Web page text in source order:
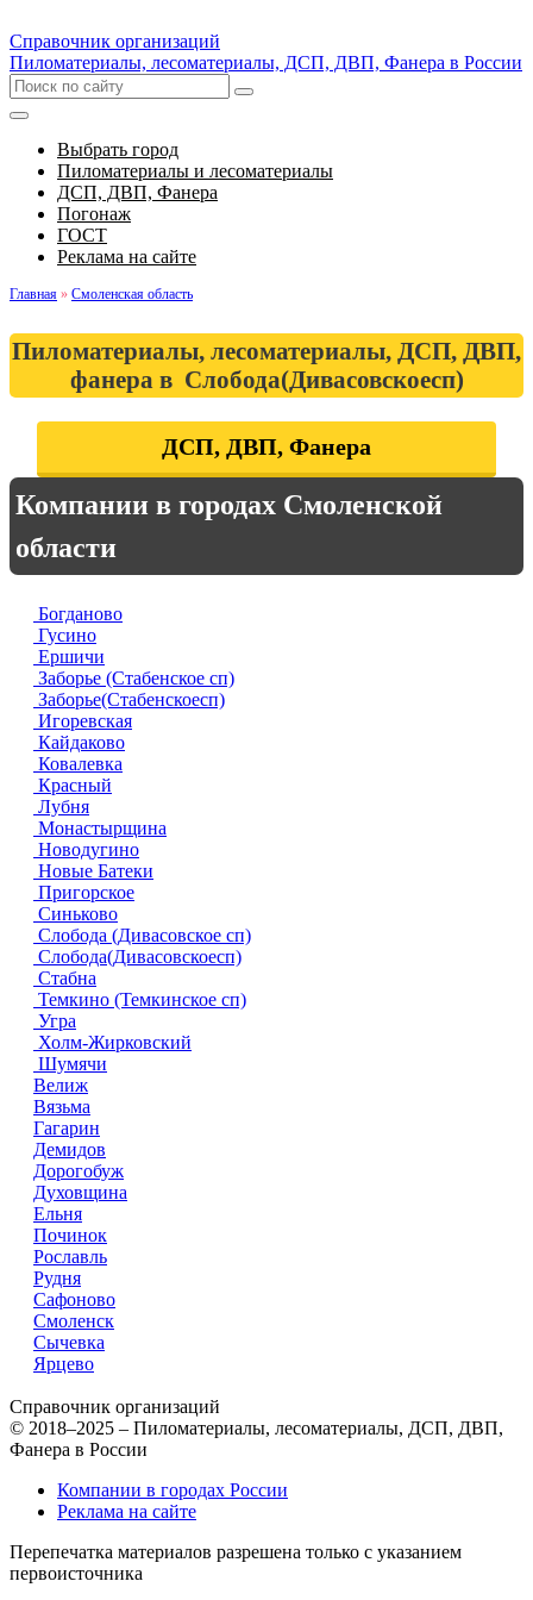
Справочник организаций
Пиломатериалы, лесоматериалы, ДСП, ДВП, Фанера в России
Выбрать город
Пиломатериалы и лесоматериалы
ДСП, ДВП, Фанера
Погонаж
ГОСТ
Реклама на сайте
Главная » Смоленская область
Пиломатериалы, лесоматериалы, ДСП, ДВП,
фанера в Слобода(Дивасовскоесп)
ДСП, ДВП, Фанера
Компании в городах Смоленской
области
Богданово
Гусино
Ершичи
Заборье (Стабенское сп)
Заборье(Стабенскоесп)
Игоревская
Кайдаково
Ковалевка
Красный
Лубня
Монастырщина
Новодугино
Новые Батеки
Пригорское
Синьково
Слобода (Дивасовское сп)
Слобода(Дивасовскоесп)
Стабна
Темкино (Темкинское сп)
Угра
Холм-Жирковский
Шумячи
Велиж
Вязьма
Гагарин
Демидов
Дорогобуж
Духовщина
Ельня
Починок
Рославль
Рудня
Сафоново
Смоленск
Сычевка
Ярцево
Справочник организаций
© 2018–2025 – Пиломатериалы, лесоматериалы, ДСП, ДВП,
Фанера в России
Компании в городах России
Реклама на сайте
Перепечатка материалов разрешена только с указанием
первоисточника